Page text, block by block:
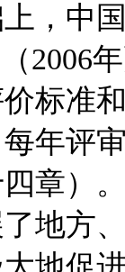
，中
2006
标准
年评
章）
地方